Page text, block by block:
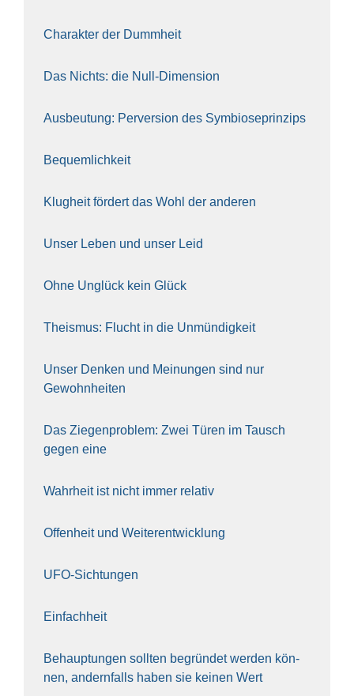
Cha­rak­ter der Dumm­heit
Das Nichts: die Null-Dimen­si­on
Aus­beu­tung: Per­ver­si­on des Sym­bio­se­prin­zips
Bequem­lich­keit
Klug­heit för­dert das Wohl der ande­ren
Unser Leben und unser Leid
Ohne Unglück kein Glück
The­is­mus: Flucht in die Unmün­dig­keit
Unser Den­ken und Mei­nun­gen sind nur
Gewohn­hei­ten
Das Zie­gen­pro­blem: Zwei Türen im Tausch
gegen eine
Wahr­heit ist nicht immer rela­tiv
Offen­heit und Wei­ter­ent­wick­lung
UFO-Sich­tun­gen
Ein­fach­heit
Behaup­tun­gen soll­ten begrün­det wer­den kön­
nen, andern­falls haben sie kei­nen Wert